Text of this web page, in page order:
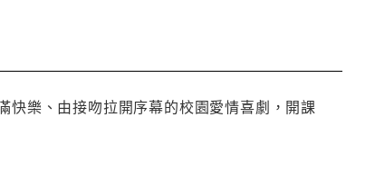
快樂、由接吻拉開序幕的校園愛情喜劇，開課